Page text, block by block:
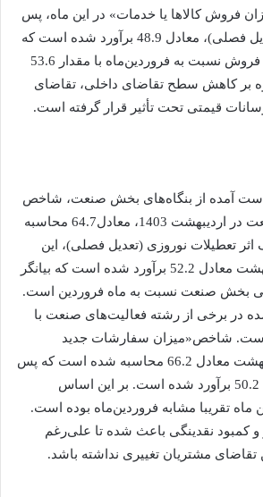
فروش کالاها یا خدمات» در این ماه، پس
از حذف اثر فصلی (تعدیل فصلی)، معادل 48.9 برآورد شده است که
بیانگر کاهش قابل‌توجه فروش نسبت به فروردین‌ماه با مقدار 53.6
بر کاهش سطح تقاضای داخلی، تقاضای
قیمتی تحت تأثیر قرار گرفته است.
آمده از بنگاه‌های بخش صنعت، شاخص
مدیران خرید بخش صنعت در اردیبهشت 1403، معادل64.7 محاسبه
تعطیلات نوروزی (تعدیل فصلی)، این
شاخص برای ماه اردیبهشت معادل 52.2 برآورد شده است که بیانگر
بخش صنعت نسبت به ماه فروردین است.
در برخی از رشته فعالیت‌های صنعت با
است. شاخص«میزان سفارشات جدید
مشتریان» در ماه اردیبهشت معادل 66.2 محاسبه شده است که پس
از تعدیل فصلی، معادل 50.2 برآورد شده است. بر این اساس
ماه تقریبا مشابه فروردین‌ماه بوده است.
و کمبود نقدینگی باعث شده تا علی‌رغم
تقاضای مشتریان تغییری نداشته باشد.